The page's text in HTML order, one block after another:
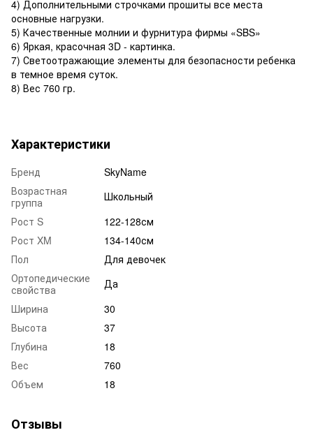
4) Дополнительными строчками прошиты все места
основные нагрузки.
5) Качественные молнии и фурнитура фирмы «SBS»
6) Яркая, красочная 3D - картинка.
7) Светоотражающие элементы для безопасности ребенка
в темное время суток.
8) Вес 760 гр.
Характеристики
Бренд
SkyName
Возрастная
группа
Школьный
Рост S
122-128см
Рост XM
134-140см
Пол
Для девочек
Ортопедические
свойства
Да
Ширина
30
Высота
37
Глубина
18
Вес
760
Объем
18
Отзывы